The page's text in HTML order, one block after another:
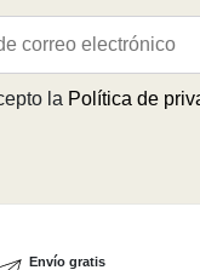
la Política de
Envío gratis